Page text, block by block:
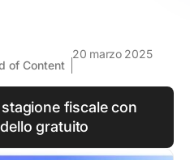
of Content
20 marzo 2025
fiscale con
gratuito